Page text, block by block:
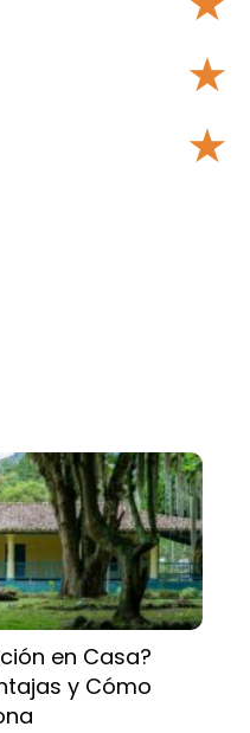
★
★
en Casa?
y Cómo